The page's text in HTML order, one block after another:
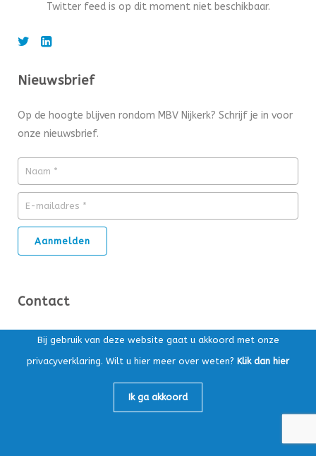
Bij gebruik van deze website gaat u akkoord met onze
privacyverklaring. Wilt u hier meer over weten? Klik dan hier
Ik ga akkoord
Twitter feed is op dit moment niet beschikbaar.
Nieuwsbrief
Op de hoogte blijven rondom MBV Nijkerk? Schrijf je in voor
onze nieuwsbrief.
Contact
Ds. Kuypersstraat 14T, 3863 CA Nijkerk
Postbus 169, 3860 AD Nijkerk
033-4565147
033-4759605